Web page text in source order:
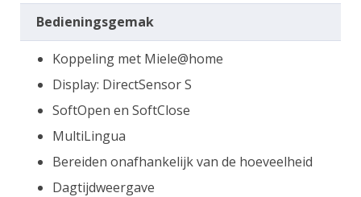
Bedieningsgemak
Koppeling met Miele@home
Display: DirectSensor S
SoftOpen en SoftClose
MultiLingua
Bereiden onafhankelijk van de hoeveelheid
Dagtijdweergave